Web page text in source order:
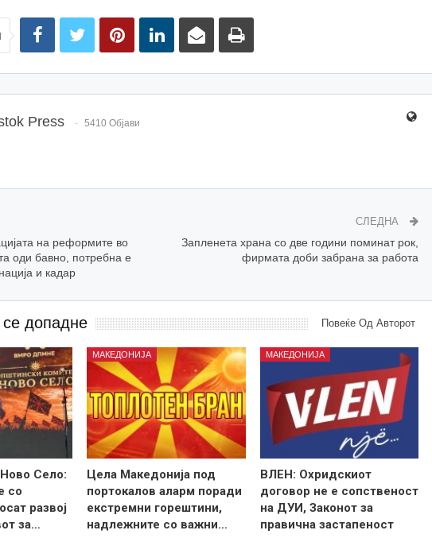
Press 5410 Објави
на реформите во
оди бавно, потребна е
и кадар
СЛЕДНА
Запленета храна со две години поминат рок,
фирмата доби забрана за работа
допадне Повеќе Од Авторот
Село:
со
развој
за…
МАКЕДОНИЈА
Цела Македонија под
портокалов аларм поради
екстремни горештини,
надлежните со важни…
МАКЕДОНИЈА
ВЛЕН: Охридскиот
договор не е сопственост
на ДУИ, Законот за
правична застапеност